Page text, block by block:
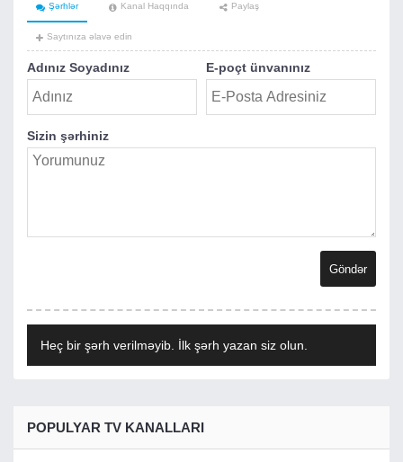
Şərhlər Kanal Haqqında Paylaş
Saytınıza əlavə edin
Adınız Soyadınız E-poçt ünvanınız
Sizin şərhiniz
Heç bir şərh verilməyib. İlk şərh yazan siz olun.
POPULYAR TV KANALLARI